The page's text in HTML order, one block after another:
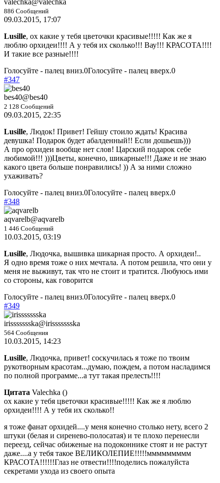
valechka@valechka
886 Сообщений
09.03.2015, 17:07
Lusille, ох какие у тебя цветочки красивые!!!!! Как же я
люблю орхидеи!!!! А у тебя их сколько!!! Вау!!! КРАСОТА!!!!
И такие все разные!!!!
Голосуйте - палец вниз.0Голосуйте - палец вверх.0
#347
bes40@bes40
2 128 Сообщений
09.03.2015, 22:35
Lusille, Людок! Привет! Гейшу стоило ждать! Красива
девушка! Подарок будет абалденный!! Если дошьешь)))
А про орхидеи вообще нет слов! Царский подарок себе
любимой!!! )))Цветы, конечно, шикарные!!! Даже и не знаю
какого цвета больше понравились! )) А за ними сложно
ухаживать?
Голосуйте - палец вниз.0Голосуйте - палец вверх.0
#348
aqvarelb@aqvarelb
1 446 Сообщений
10.03.2015, 03:19
Lusille, Людочка, вышивка шикарная просто. А орхидеи!..
Я одно время тоже о них мечтала. А потом решила, что они у
меня не выживут, так что не стоит и тратится. Любуюсь ими
со стороны, как говорится
Голосуйте - палец вниз.0Голосуйте - палец вверх.0
#349
irissssssska@irissssssska
564 Сообщения
10.03.2015, 14:23
Lusille, Людочка, привет! соскучилась я тоже по твоим
рукотворным красотам...думаю, пождем, а потом насладимся
по полной программе...а тут такая прелесть!!!!
Цитата Valechka ()
ох какие у тебя цветочки красивые!!!!! Как же я люблю
орхидеи!!!! А у тебя их сколько!!
я тоже фанат орхидей....у меня конечно столько нету, всего 2
штуки (белая и сиренево-полосатая) и те плохо перенесли
переезд, сейчас обиженые на подоконнике стоят и не растут
даже....а у тебя такое ВЕЛИКОЛЕПИЕ!!!!!ммммммммм
КРАСОТА!!!!!!Глаз не отвести!!!!поделись пожалуйста
секретами ухода из своего опыта